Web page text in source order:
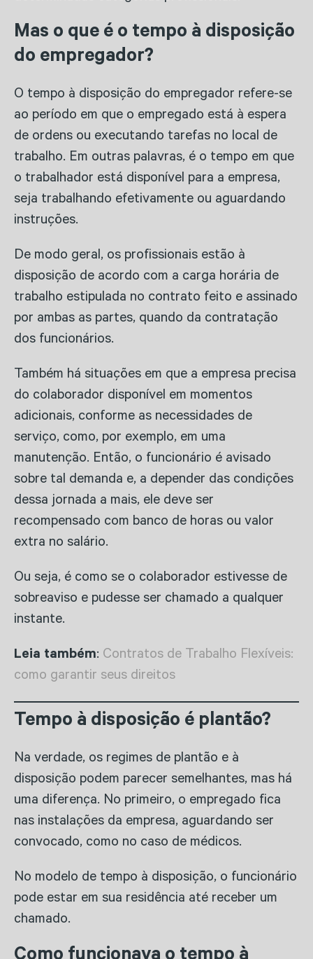
Mas o que é o tempo à disposição
do empregador?
O tempo à disposição do empregador refere-se
ao período em que o empregado está à espera
de ordens ou executando tarefas no local de
trabalho. Em outras palavras, é o tempo em que
o trabalhador está disponível para a empresa,
seja trabalhando efetivamente ou aguardando
instruções.
De modo geral, os profissionais estão à
disposição de acordo com a carga horária de
trabalho estipulada no contrato feito e assinado
por ambas as partes, quando da contratação
dos funcionários.
Também há situações em que a empresa precisa
do colaborador disponível em momentos
adicionais, conforme as necessidades de
serviço, como, por exemplo, em uma
manutenção. Então, o funcionário é avisado
sobre tal demanda e, a depender das condições
dessa jornada a mais, ele deve ser
recompensado com banco de horas ou valor
extra no salário.
Ou seja, é como se o colaborador estivesse de
sobreaviso e pudesse ser chamado a qualquer
instante.
Leia também: Contratos de Trabalho Flexíveis:
como garantir seus direitos
Tempo à disposição é plantão?
Na verdade, os regimes de plantão e à
disposição podem parecer semelhantes, mas há
uma diferença. No primeiro, o empregado fica
nas instalações da empresa, aguardando ser
convocado, como no caso de médicos.
No modelo de tempo à disposição, o funcionário
pode estar em sua residência até receber um
chamado.